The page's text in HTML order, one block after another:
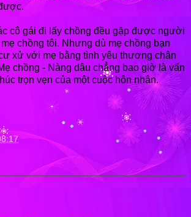
cô gái đi lấy chồng đều gặp được người
chồng tôi. Nhưng dù mẹ chồng bạn
xử với mẹ bằng tình yêu thương chân
chồng - Nàng dâu chẳng bao giờ là vấn
trọn vẹn của một cuộc hôn nhân.